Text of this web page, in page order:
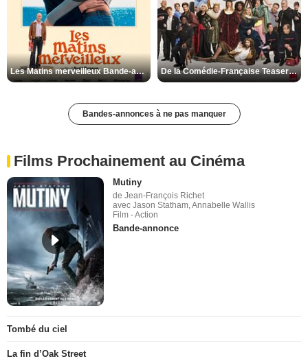
Les Matins merveilleux Bande-annonce VF De la Comédie-Française Teaser VF
Bandes-annonces à ne pas manquer
Films Prochainement au Cinéma
Mutiny
de Jean-François Richet
avec Jason Statham, Annabelle Wallis
Film - Action
Bande-annonce
Tombé du ciel
La fin d’Oak Street